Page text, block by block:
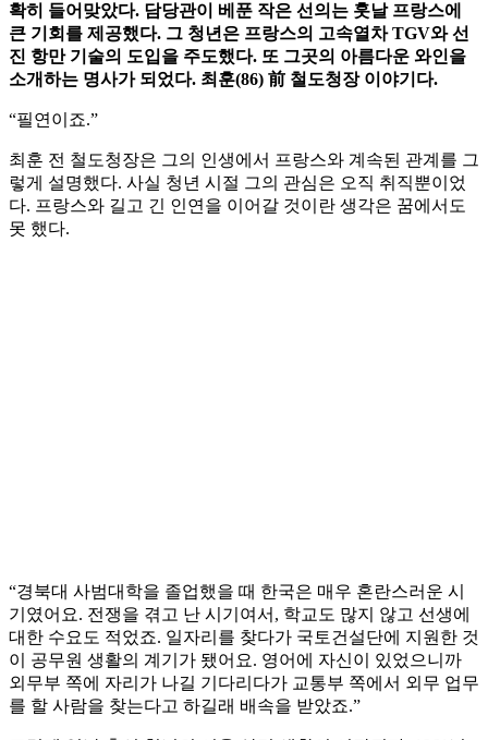
확히 들어맞았다. 담당관이 베푼 작은 선의는 훗날 프랑스에
큰 기회를 제공했다. 그 청년은 프랑스의 고속열차 TGV와 선
진 항만 기술의 도입을 주도했다. 또 그곳의 아름다운 와인을
소개하는 명사가 되었다. 최훈(86) 前 철도청장 이야기다.
“필연이죠.”
최훈 전 철도청장은 그의 인생에서 프랑스와 계속된 관계를 그
렇게 설명했다. 사실 청년 시절 그의 관심은 오직 취직뿐이었
다. 프랑스와 길고 긴 인연을 이어갈 것이란 생각은 꿈에서도
못 했다.
“경북대 사범대학을 졸업했을 때 한국은 매우 혼란스러운 시
기였어요. 전쟁을 겪고 난 시기여서, 학교도 많지 않고 선생에
대한 수요도 적었죠. 일자리를 찾다가 국토건설단에 지원한 것
이 공무원 생활의 계기가 됐어요. 영어에 자신이 있었으니까
외무부 쪽에 자리가 나길 기다리다가 교통부 쪽에서 외무 업무
를 할 사람을 찾는다고 하길래 배속을 받았죠.”